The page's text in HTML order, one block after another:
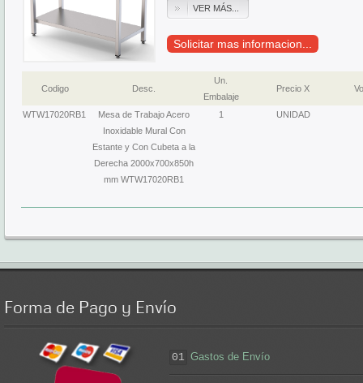
VER MÁS...
Solicitar mas informacion...
Codigo Desc.
Un.
Embalaje
Precio X
WTW17020RB1
Mesa de Trabajo Acero
Inoxidable Mural Con
Estante y Con Cubeta a la
Derecha 2000x700x850h
mm WTW17020RB1
1 UNIDAD
Forma de Pago y Envío
01 Gastos de Envío